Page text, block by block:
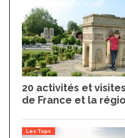
20 activités et
de France et la
Les Tops